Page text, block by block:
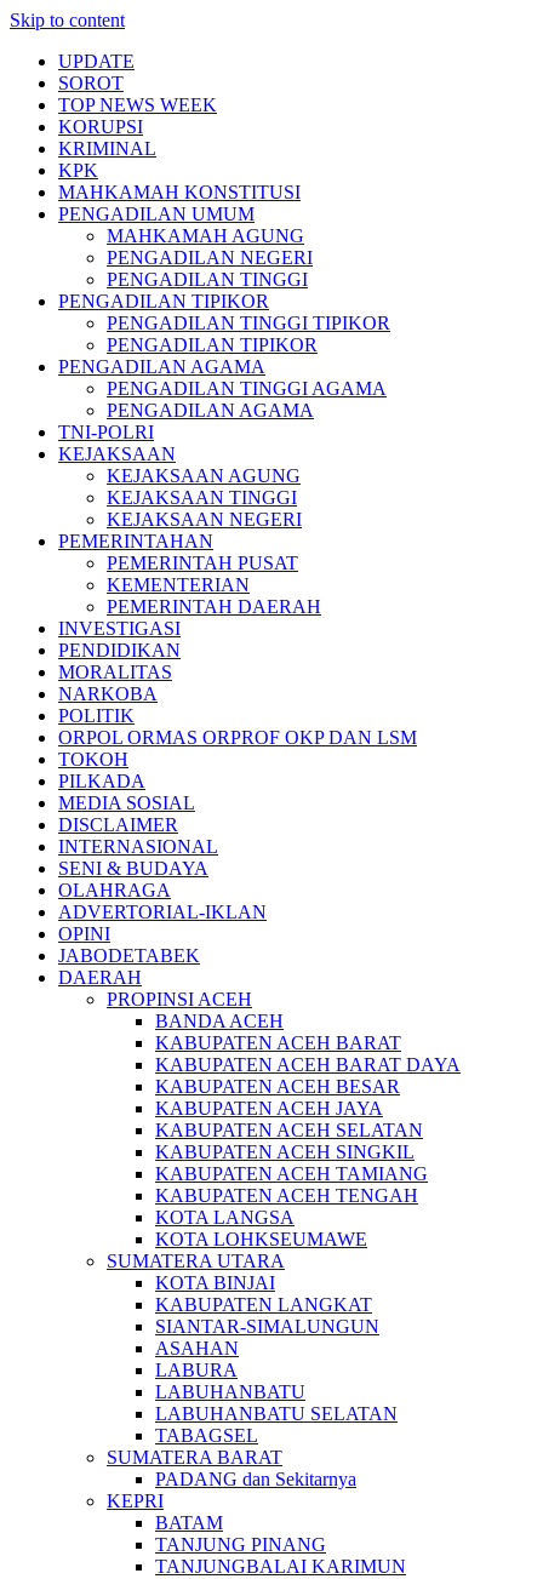
Skip to content
UPDATE
SOROT
TOP NEWS WEEK
KORUPSI
KRIMINAL
KPK
MAHKAMAH KONSTITUSI
PENGADILAN UMUM
MAHKAMAH AGUNG
PENGADILAN NEGERI
PENGADILAN TINGGI
PENGADILAN TIPIKOR
PENGADILAN TINGGI TIPIKOR
PENGADILAN TIPIKOR
PENGADILAN AGAMA
PENGADILAN TINGGI AGAMA
PENGADILAN AGAMA
TNI-POLRI
KEJAKSAAN
KEJAKSAAN AGUNG
KEJAKSAAN TINGGI
KEJAKSAAN NEGERI
PEMERINTAHAN
PEMERINTAH PUSAT
KEMENTERIAN
PEMERINTAH DAERAH
INVESTIGASI
PENDIDIKAN
MORALITAS
NARKOBA
POLITIK
ORPOL ORMAS ORPROF OKP DAN LSM
TOKOH
PILKADA
MEDIA SOSIAL
DISCLAIMER
INTERNASIONAL
SENI & BUDAYA
OLAHRAGA
ADVERTORIAL-IKLAN
OPINI
JABODETABEK
DAERAH
PROPINSI ACEH
BANDA ACEH
KABUPATEN ACEH BARAT
KABUPATEN ACEH BARAT DAYA
KABUPATEN ACEH BESAR
KABUPATEN ACEH JAYA
KABUPATEN ACEH SELATAN
KABUPATEN ACEH SINGKIL
KABUPATEN ACEH TAMIANG
KABUPATEN ACEH TENGAH
KOTA LANGSA
KOTA LOHKSEUMAWE
SUMATERA UTARA
KOTA BINJAI
KABUPATEN LANGKAT
SIANTAR-SIMALUNGUN
ASAHAN
LABURA
LABUHANBATU
LABUHANBATU SELATAN
TABAGSEL
SUMATERA BARAT
PADANG dan Sekitarnya
KEPRI
BATAM
TANJUNG PINANG
TANJUNGBALAI KARIMUN